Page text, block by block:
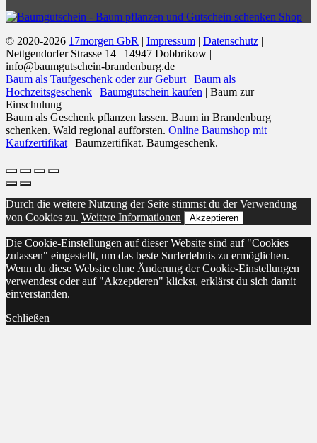
© 2020-2026 17morgen GbR | Impressum | Datenschutz |
Nettgendorfer Strasse 14 | 14947 Dobbrikow |
info@baumgutschein-brandenburg.de
Baum als Taufgeschenk oder zur Geburt | Baum als
Hochzeitsgeschenk | Baumgutschein kaufen | Baum zur
Einschulung
Baum als Geschenk pflanzen lassen. Baum in Brandenburg
schenken. Wald regional aufforsten. Online Baumshop mit
Kaufzertifikat | Baumzertifikat. Baumgeschenk.
Durch die weitere Nutzung der Seite stimmst du der Verwendung
von Cookies zu. Weitere Informationen Akzeptieren
Die Cookie-Einstellungen auf dieser Website sind auf "Cookies
zulassen" eingestellt, um das beste Surferlebnis zu ermöglichen.
Wenn du diese Website ohne Änderung der Cookie-Einstellungen
verwendest oder auf "Akzeptieren" klickst, erklärst du sich damit
einverstanden.
Schließen